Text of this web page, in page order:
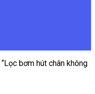
bơm hút chân không